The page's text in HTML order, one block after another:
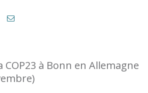
à Bonn en Allemagne